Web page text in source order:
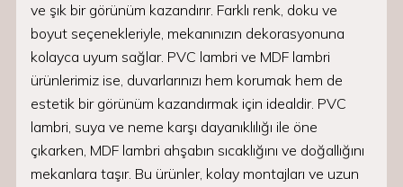
ve şık bir görünüm kazandırır. Farklı renk, doku ve
boyut seçenekleriyle, mekanınızın dekorasyonuna
kolayca uyum sağlar. PVC lambri ve MDF lambri
ürünlerimiz ise, duvarlarınızı hem korumak hem de
estetik bir görünüm kazandırmak için idealdir. PVC
lambri, suya ve neme karşı dayanıklılığı ile öne
çıkarken, MDF lambri ahşabın sıcaklığını ve doğallığını
mekanlara taşır. Bu ürünler, kolay montajları ve uzun